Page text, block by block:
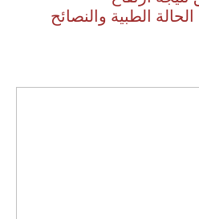
الطبية والنصائح